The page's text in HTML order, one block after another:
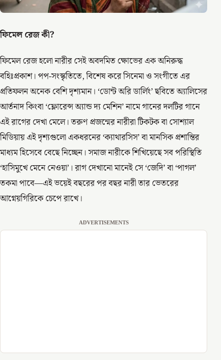
ফিমেল রেজ কী?
ফিমেল রেজ হলো নারীর সেই অবদমিত ক্ষোভের এক অনিরুদ্ধ
বহিঃপ্রকাশ। পপ-সংস্কৃতিতে, বিশেষ করে সিনেমা ও সংগীতে এর
প্রতিফলন অনেক বেশি দৃশ্যমান। ‘ডোন্ট অরি ডার্লিং’ ছবিতে অ্যালিসের
আর্তনাদ কিংবা ‘ফ্লোরেন্স অ্যান্ড দ্য মেশিন’ নামে গানের দলটির গানে
এই রাগের দেখা মেলে। তরুণ প্রজন্মের নারীরা টিকটক বা সোশ্যাল
মিডিয়ায় এই দৃশ্যগুলো একধরনের ‘ক্যাথারসিস’ বা মানসিক প্রশান্তির
মাধ্যম হিসেবে বেছে নিচ্ছেন। সমাজ নারীকে শিখিয়েছে সব পরিস্থিতি
‘হাসিমুখে মেনে নেওয়া’। রাগ দেখানো মানেই সে ‘জেদি’ বা ‘পাগল’
তকমা পাবে—এই ভয়েই বছরের পর বছর নারী তার ভেতরের
আগ্নেয়গিরিকে চেপে রাখে।
ADVERTISEMENTS